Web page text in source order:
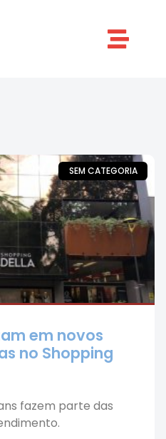
SEM CATEGORIA
em novos
no Shopping
fazem parte das